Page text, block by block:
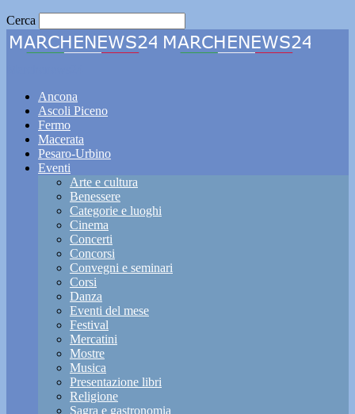
Cerca
Ancona
Ascoli Piceno
Fermo
Macerata
Pesaro-Urbino
Eventi
Arte e cultura
Benessere
Categorie e luoghi
Cinema
Concerti
Concorsi
Convegni e seminari
Corsi
Danza
Eventi del mese
Festival
Mercatini
Mostre
Musica
Presentazione libri
Religione
Sagra e gastronomia